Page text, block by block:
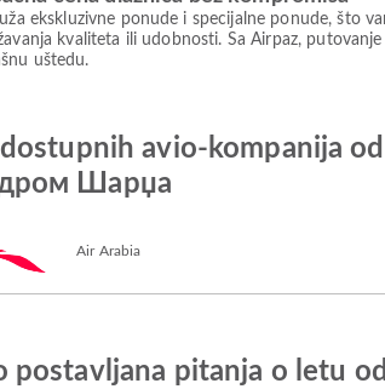
ekskluzivne ponude i specijalne ponude, što
kvaliteta ili udobnosti. Sa Airpaz,
uštedu.
dostupnih avio-kompanija
Шарџа
Air Arabia
postavljana pitanja o letu